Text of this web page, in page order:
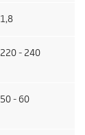
1,8
220 - 240
50 - 60